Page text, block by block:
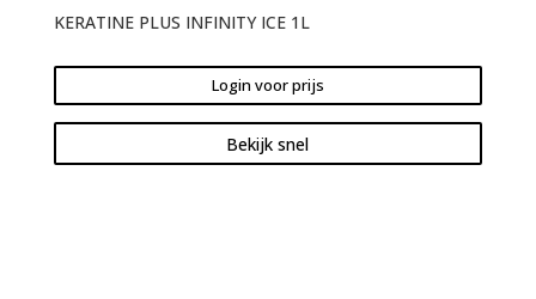
KERATINE PLUS INFINITY ICE 1L
Login voor prijs
Bekijk snel